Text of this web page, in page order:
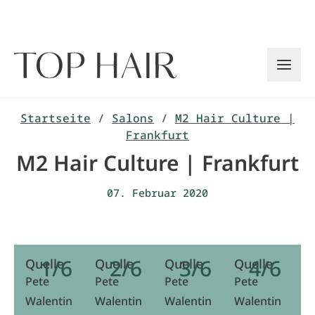
Startseite / Salons / M2 Hair Culture |
Frankfurt
M2 Hair Culture | Frankfurt
07. Februar 2020
1/6
Quelle
Pete
Walentin
2/6
Quelle
Pete
Walentin
3/6
Quelle
Pete
Walentin
4/6
Quelle
Pete
Walentin